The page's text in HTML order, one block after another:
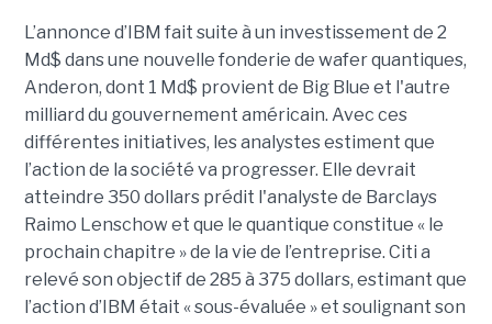
L’annonce d’IBM fait suite à un investissement de 2
Md$ dans une nouvelle fonderie de wafer quantiques,
Anderon, dont 1 Md$ provient de Big Blue et l'autre
milliard du gouvernement américain. Avec ces
différentes initiatives, les analystes estiment que
l’action de la société va progresser. Elle devrait
atteindre 350 dollars prédit l'analyste de Barclays
Raimo Lenschow et que le quantique constitue « le
prochain chapitre » de la vie de l’entreprise. Citi a
relevé son objectif de 285 à 375 dollars, estimant que
l’action d’IBM était « sous-évaluée » et soulignant son